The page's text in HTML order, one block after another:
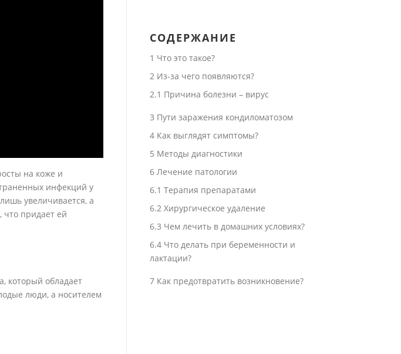
на коже и
инфекций у
увеличивается, а
что придает ей
который обладает
люди, а носителем
СОДЕРЖАНИЕ
1 Что это такое?
2Из-за чего появляются?
2.1 Причина болезни – вирус
3 Пути заражения кондиломатозом
4Как выглядят симптомы?
5 Методы диагностики
6Лечение патологии
6.1 Терапия препаратами
6.2Хирургическое удаление
6.3 Чем лечить в домашних условиях?
6.4Что делать при беременности и
лактации?
7Как предотвратить возникновение?